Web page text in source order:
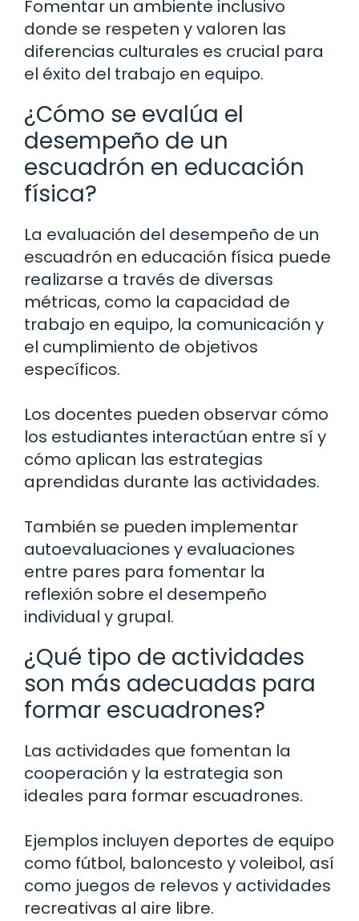
Fomentar un ambiente inclusivo
donde se respeten y valoren las
diferencias culturales es crucial para
el éxito del trabajo en equipo.
¿Cómo se evalúa el
desempeño de un
escuadrón en educación
física?
La evaluación del desempeño de un
escuadrón en educación física puede
realizarse a través de diversas
métricas, como la capacidad de
trabajo en equipo, la comunicación y
el cumplimiento de objetivos
específicos.
Los docentes pueden observar cómo
los estudiantes interactúan entre sí y
cómo aplican las estrategias
aprendidas durante las actividades.
También se pueden implementar
autoevaluaciones y evaluaciones
entre pares para fomentar la
reflexión sobre el desempeño
individual y grupal.
¿Qué tipo de actividades
son más adecuadas para
formar escuadrones?
Las actividades que fomentan la
cooperación y la estrategia son
ideales para formar escuadrones.
Ejemplos incluyen deportes de equipo
como fútbol, baloncesto y voleibol, así
como juegos de relevos y actividades
recreativas al aire libre.